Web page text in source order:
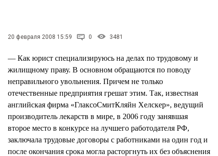
20 февраля 2008 15:59 0 3481
— Как юрист специализируюсь на делах по трудовому и
жилищному праву. В основном обращаются по поводу
неправильного увольнения. Причем не только
отечественные предприятия грешат этим. Так, известная
английская фирма «ГлаксоСмитКляйн Хелскер», ведущий
производитель лекарств в мире, в 2006 году занявшая
второе место в конкурсе на лучшего работодателя РФ,
заключала трудовые договоры с работниками на один год и
после окончания срока могла расторгнуть их без объяснения